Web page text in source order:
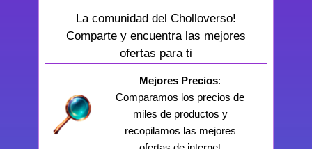
La comunidad del Cholloverso!
Comparte y encuentra las mejores
ofertas para ti
Mejores Precios:
Comparamos los precios de
miles de productos y
recopilamos las mejores